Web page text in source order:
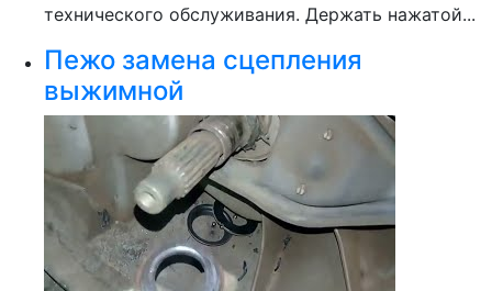
технического обслуживания. Держать нажатой...
Пежо замена сцепления
выжимной